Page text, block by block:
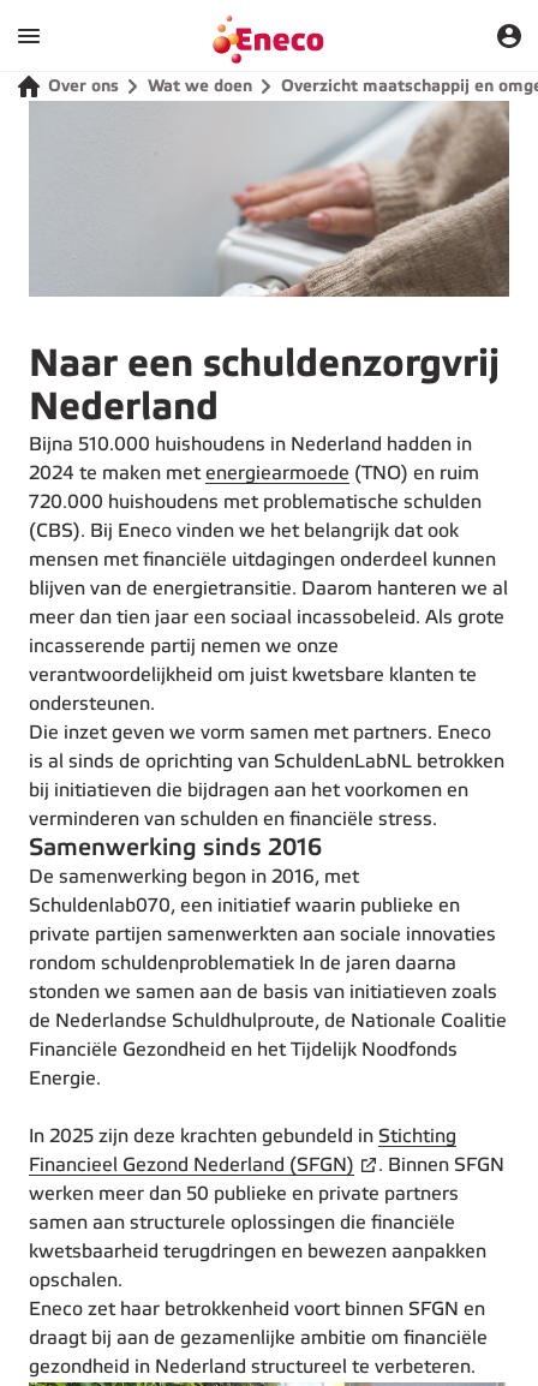
Over ons Wat we doen Overzicht maatschappij en
Naar een schuldenzorgvrij
Nederland
Bijna 510.000 huishoudens in Nederland hadden in
2024 te maken met energiearmoede (TNO) en ruim
720.000 huishoudens met problematische schulden
(CBS). Bij Eneco vinden we het belangrijk dat ook
mensen met financiële uitdagingen onderdeel kunnen
blijven van de energietransitie. Daarom hanteren we al
meer dan tien jaar een sociaal incassobeleid. Als grote
incasserende partij nemen we onze
verantwoordelijkheid om juist kwetsbare klanten te
ondersteunen.
Die inzet geven we vorm samen met partners. Eneco
is al sinds de oprichting van SchuldenLabNL betrokken
bij initiatieven die bijdragen aan het voorkomen en
verminderen van schulden en financiële stress.
Samenwerking sinds 2016
De samenwerking begon in 2016, met
Schuldenlab070, een initiatief waarin publieke en
private partijen samenwerkten aan sociale innovaties
rondom schuldenproblematiek In de jaren daarna
stonden we samen aan de basis van initiatieven zoals
de Nederlandse Schuldhulproute, de Nationale Coalitie
Financiële Gezondheid en het Tijdelijk Noodfonds
Energie.
In 2025 zijn deze krachten gebundeld in Stichting
Financieel Gezond Nederland (SFGN)
. Binnen SFGN
werken meer dan 50 publieke en private partners
samen aan structurele oplossingen die financiële
kwetsbaarheid terugdringen en bewezen aanpakken
opschalen.
Eneco zet haar betrokkenheid voort binnen SFGN en
draagt bij aan de gezamenlijke ambitie om financiële
gezondheid in Nederland structureel te verbeteren.